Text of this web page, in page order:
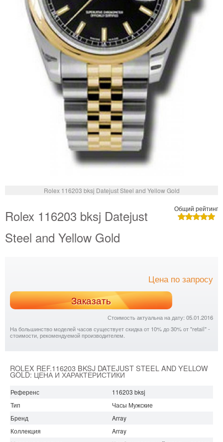
Rolex 116203 bksj Datejust Steel and Yellow Gold
Общий рейтинг
Rolex 116203 bksj Datejust
Steel and Yellow Gold
Цена по запросу
Заказать
Стоимость актуальна на дату: 05.01.2016
На большинство моделей часов существует скидка от 10% до 30% от "retail" -
стоимости, рекомендуемой производителем.
ROLEX REF.116203 BKSJ DATEJUST STEEL AND YELLOW
GOLD: ЦЕНА И ХАРАКТЕРИСТИКИ
Референс
116203 bksj
Тип
Часы Мужские
Бренд
Array
Коллекция
Array